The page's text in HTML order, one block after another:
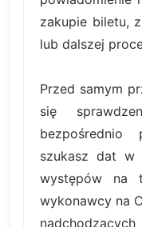
zakupie biletu,
lub dalszej
Przed samym
się
bezpośrednio
szukasz dat w
występów na
wykonawcy na